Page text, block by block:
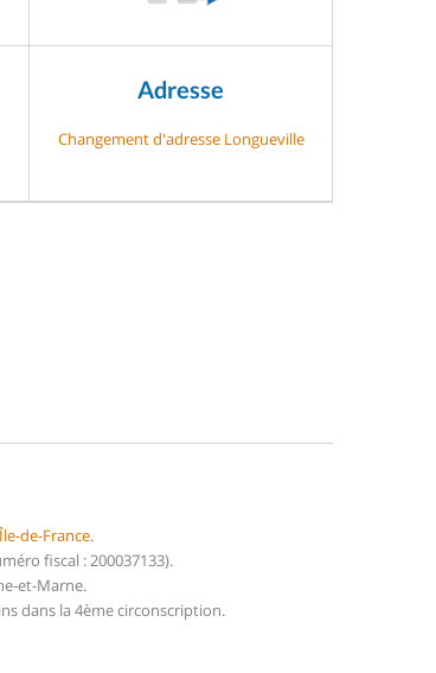
Adresse
Changement d'adresse Longueville
Île-de-France.
fiscal : 200037133).
et-Marne.
dans la 4ème circonscription.